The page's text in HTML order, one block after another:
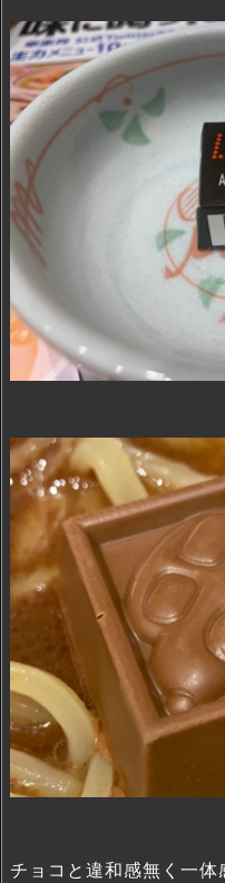
チョコと違和感無く一